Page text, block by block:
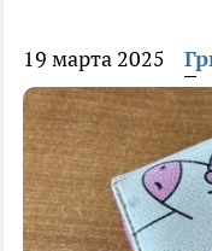
19 марта 2025